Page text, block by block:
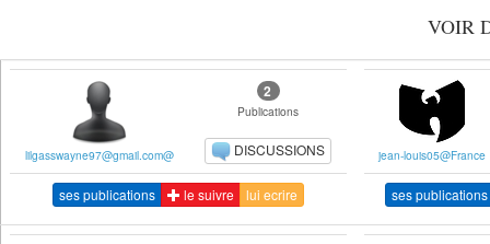
VOIR
lilgasswayne97@gmail.com@
2
Publications
DISCUSSIONS
ses publications le suivre lui ecrire
jean-louis05@France
ses publications